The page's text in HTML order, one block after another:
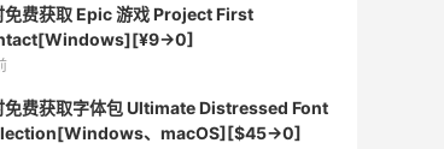
免费获取 Epic 游戏 Project First
免费获取字体包 Ultimate Distressed Font
、macOS][$45→0]